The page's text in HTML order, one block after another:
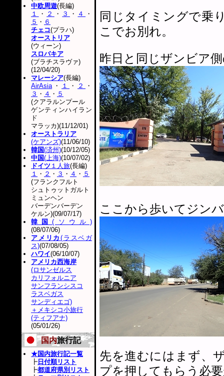
同じタイミングで乗
こでお別れ。
昨日と同じザンビア
ここから歩いてジン
先を進むにはまず、
プを押してもらう必
中欧周遊(長編)
１
・ ２ ・ ３ ・ ４
・
５ ・ ６
チェコ(プラハ)
オーストリア
(ウィーン)
スロバキア
(ブラチスラヴァ)
(12/04/20)
マレーシア(長編)
AirAsia・ １ ・ ２
・
３ ・ ４ ・ ５
(クアラルンプール
ゲンティンハイラン
ド
マラッカ)(11/12/01)
オーストラリア
(ケアンズ)(11/06/10)
韓国(済州)(10/12/05)
中国(上海)(10/07/02)
ドイツ １人旅(長編)
１ ・ ２ ・ ３ ・ ４ ・ ５
(フランクフルト
シュトゥットガルト
ミュンヘン
バーデンバーデン
ケルン)(09/07/17)
韓国(ソウル)
(08/07/06)
アメリカ (ラスベガ
ス)(07/08/05)
ハワイ(06/10/07)
アメリカ西海岸
(ロサンゼルス
カリフォルニア
サンフランシスコ
ラスベガス
サンディエゴ)
＋メキシコ小旅行
(ティフアナ)
(05/01/26)
国内旅行記
★国内旅行記一覧
┣ 日付順リスト
┣都道府県別リスト